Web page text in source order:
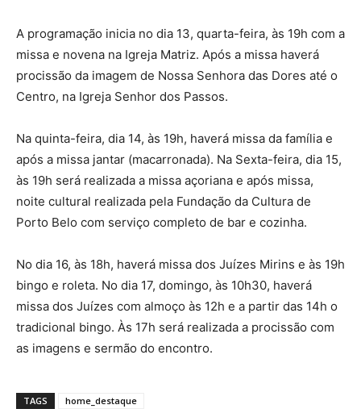
A programação inicia no dia 13, quarta-feira, às 19h com a
missa e novena na Igreja Matriz. Após a missa haverá
procissão da imagem de Nossa Senhora das Dores até o
Centro, na Igreja Senhor dos Passos.
Na quinta-feira, dia 14, às 19h, haverá missa da família e
após a missa jantar (macarronada). Na Sexta-feira, dia 15,
às 19h será realizada a missa açoriana e após missa,
noite cultural realizada pela Fundação da Cultura de
Porto Belo com serviço completo de bar e cozinha.
No dia 16, às 18h, haverá missa dos Juízes Mirins e às 19h
bingo e roleta. No dia 17, domingo, às 10h30, haverá
missa dos Juízes com almoço às 12h e a partir das 14h o
tradicional bingo. Às 17h será realizada a procissão com
as imagens e sermão do encontro.
TAGS home_destaque